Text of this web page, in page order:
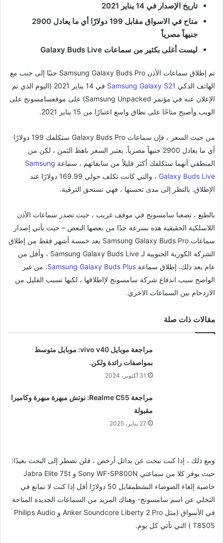
تاريخ الإصدار في 14 يناير 2021
متاح في الاسواق مقابل 199 دولارًا أي ما يعادل 2900
جنيهاً مصرياً
ليست أغلى بكثير من سماعات Galaxy Buds Live
تم إطلاق سماعات الأذن Samsung Galaxy Buds Pro جنبًا إلى جنب مع
الهاتف الذكي Samsung Galaxy S21
في 14 يناير 2021 (اليوم الذي تم
الإعلان عنه في مؤتمر Samsung Unpacked) على موقعسامسونج على
الويب وأصبح متاحًا على نطاق واسع اعتبارًا من 15 يناير 2021.
من حيث السعر ، فإن سماعات Galaxy Buds Pro ستكلفك 199 دولارًا
أي ما يعادل 2900 جنيهاً مصرياً. يعتبر السعر باهظ الثمن ، لكن من
المنطقي أنهما ستكلفك أكثر قليلاً من سابقاتهم ، سماعة Samsung
Galaxy Buds Live
، والتي كانت تكلف حولي 169.99 دولارًا عند
الإطلاق. بالنظر إلى مدى تحسنها ، فهي تستحق الترقية.
بالطبع ، تضعنا سامسونج في موقف غريب ، حيث تصدر سماعات الأذن
اللاسلكية الحقيقية هذه بسرعة جدًا من بعضها البعض – حيث يأتي إصدار
سماعات Samsung Galaxy Buds Pro بعد خمسة أشهر فقط من إطلاق
الشركة الكورية الجنوبية لـ Samsung Galaxy Buds Live ، وأقل من
عام بعد ذلك. إطلاق سماعة Samsung Galaxy Buds Plus. من غير
الواضح سبب اندفاع شركة سامسونج لإاطلاقها ، لكنها تسبب القليل من
الازدحام بين السماعات الاخري.
مقالات ذات صلة
مراجعة موبايل vivo v40: موبايل متوسط
بمواصفات رائدة ولكن.
31 أكتوبر، 2024
مراجعة Realme C55: نوتش مبهرة مبهرة وكاميرا
مقبولة
27 يناير، 2025
ومع ذلك ، إذا كنت تبحث عن بدائل أرخص ، فلن تضطر إلى البحث بعيدًا:
حيث يوفر كلا من سماعتي Sony WF-SP800N و Jabra Elite 75t
خاصية إلغاء الضوضاء النشطمقابل 50 دولارًا أقل إذا كنت لا تمانع في
التخلي عن اسم سامسونج- وهناك المزيد من السماعات الجديدة المتاحة
في الأسواق (مثل Anker Soundcore Liberty 2 Pro و Philips Audio
T8505 ) التي تأتي كل يوم.